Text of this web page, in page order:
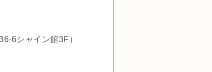
6シャイン館3F）